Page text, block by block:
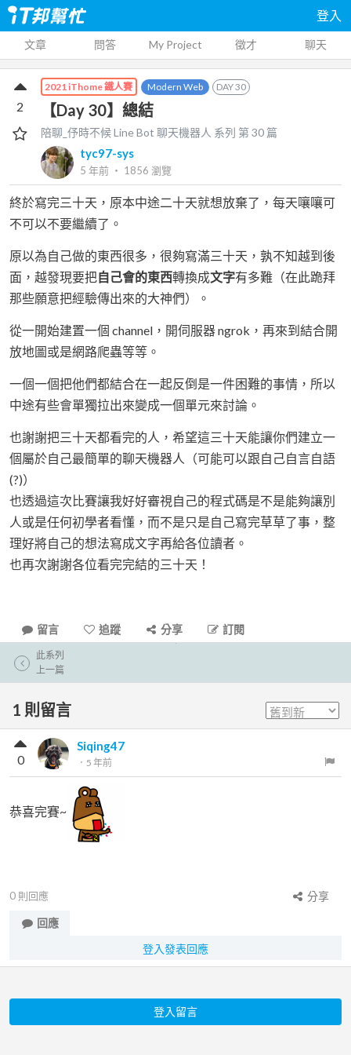
登入
文章 問答 My Project 徵才 聊天
2021 iThome 鐵人賽 Modern Web DAY30
【Day 30】總結
陪聊_伃時不候 Line Bot 聊天機器人 系列 第30 篇
tyc97-sys
5 年前 ‧ 1856 瀏覽
2
終於寫完三十天，原本中途二十天就想放棄了，每天嚷嚷可
不可以不要繼續了。
原以為自己做的東西很多，很夠寫滿三十天，孰不知越到後
面，越發現要把自己會的東西轉換成文字有多難（在此跪拜
那些願意把經驗傳出來的大神們）。
從一開始建置一個 channel，開伺服器 ngrok，再來到結合開
放地圖或是網路爬蟲等等。
一個一個把他們都結合在一起反倒是一件困難的事情，所以
中途有些會單獨拉出來變成一個單元來討論。
也謝謝把三十天都看完的人，希望這三十天能讓你們建立一
個屬於自己最簡單的聊天機器人（可能可以跟自己自言自語
(?)）
也透過這次比賽讓我好好審視自己的程式碼是不是能夠讓別
人或是任何初學者看懂，而不是只是自己寫完草草了事，整
理好將自己的想法寫成文字再給各位讀者。
也再次謝謝各位看完完結的三十天！
留言 追蹤 分享 訂閱
此系列
上一篇
1 則留言
Siqing47
． 5 年前
0
恭喜完賽~
0 則回應
分享
回應
登入發表回應
登入留言